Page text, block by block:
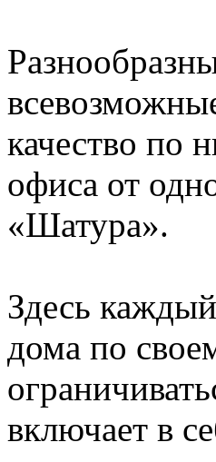
качество по
офиса от
«Шатура».
Здесь
дома по
включает в